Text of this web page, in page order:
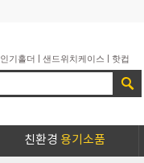
인기홀더 | 샌드위치케이스 | 핫컵
친환경 용기소품